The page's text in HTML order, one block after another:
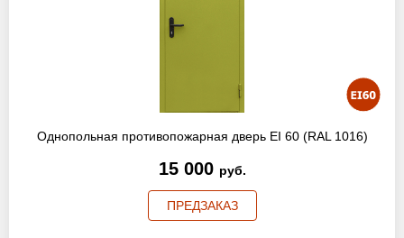
Однопольная противопожарная дверь EI 60 (RAL 1016)
15 000 руб.
ПРЕДЗАКАЗ